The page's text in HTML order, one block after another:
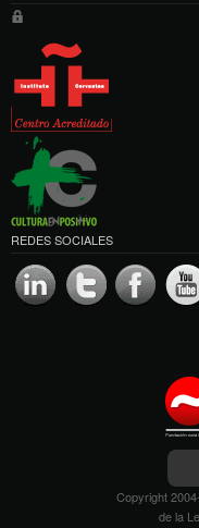
REDES SOCIALES
Copyright
de la